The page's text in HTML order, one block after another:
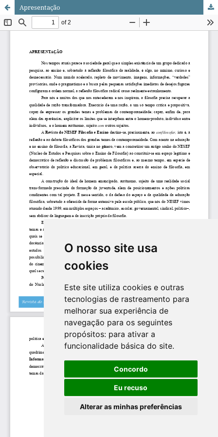
O nosso site usa
cookies
Este site utiliza cookies e outras
tecnologias de rastreamento para
melhorar sua experiência de
navegação para os seguintes
propósitos: para ativar a
funcionalidade básica do site.
Concordo
Eu recuso
Alterar as minhas preferências
Apresentação